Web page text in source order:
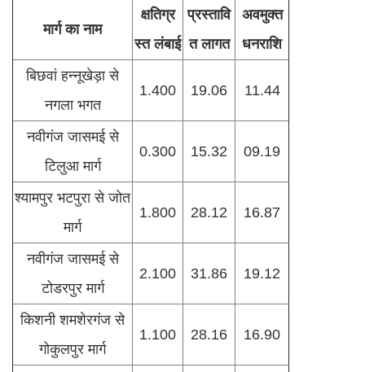
मार्ग का नाम
क्षतिग्र
स्त लंबाई
प्रस्तावि
त लागत
अवमुक्त
धनराशि
बिछवां हन्नूखेड़ा से
नगला भगत
1.400 19.06 11.44
नवीगंज जासमई से
टिलुआ मार्ग
0.300 15.32 09.19
श्यामपुर भटपुरा से जोत
मार्ग
1.800 28.12 16.87
नवीगंज जासमई से
टोडरपुर मार्ग
2.100 31.86 19.12
किशनी शमशेरगंज से
गोकुलपुर मार्ग
1.100 28.16 16.90